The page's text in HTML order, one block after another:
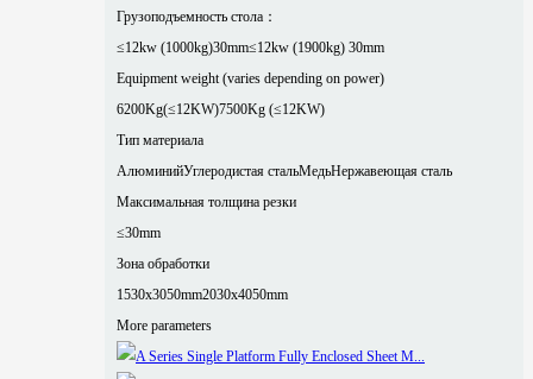
Грузоподъемность стола：
≤12kw (1000kg)30mm≤12kw (1900kg) 30mm
Equipment weight (varies depending on power)
6200Kg(≤12KW)7500Kg (≤12KW)
Тип материала
АлюминийУглеродистая стальМедьНержавеющая сталь
Максимальная толщина резки
≤30mm
Зона обработки
1530x3050mm2030x4050mm
More parameters